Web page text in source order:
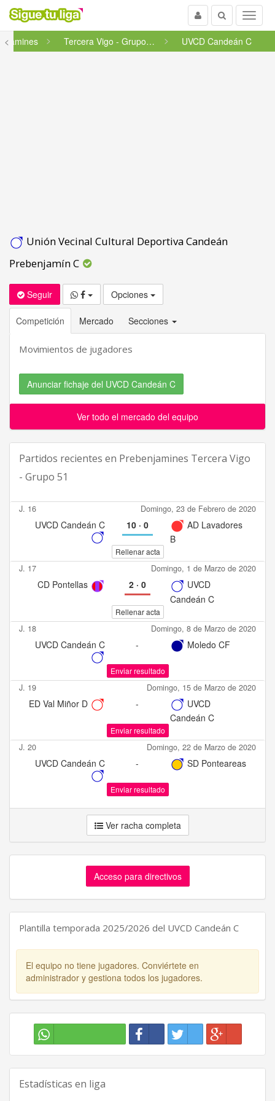
Menu
Buscar
Usuario
<
Tercera Vigo - Grupo 51 UVCD Candeán C
Unión Vecinal Cultural Deportiva Candeán
Prebenjamín C
Seguir Opciones
Competición Mercado Secciones
Movimientos de jugadores
Anunciar fichaje del UVCD Candeán C
Ver todo el mercado del equipo
Partidos recientes en Prebenjamines Tercera Vigo
- Grupo 51
J. 16 Domingo, 23 de Febrero de 2020
UVCD Candeán C 10· 0
AD Lavadores
B
Rellenar acta
J. 17 Domingo, 1 de Marzo de 2020
CD Pontellas 2· 0
UVCD
Candeán C
Rellenar acta
J. 18 Domingo, 8 de Marzo de 2020
UVCD Candeán C - Moledo CF
Enviar resultado
J. 19 Domingo, 15 de Marzo de 2020
ED Val Miñor D -
UVCD
Candeán C
Enviar resultado
J. 20 Domingo, 22 de Marzo de 2020
UVCD Candeán C - SD Ponteareas
Enviar resultado
Ver racha completa
Acceso para directivos
Plantilla temporada 2025/2026 del UVCD Candeán C
El equipo no tiene jugadores. Conviértete en
administrador y gestiona todos los jugadores.
Estadísticas en liga